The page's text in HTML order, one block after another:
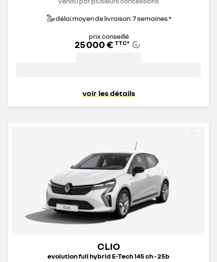
délai moyen de livraison: 7 semaines *
prix conseillé
25 000 € TTC*
voir les détails
CLIO
evolution full hybrid E-Tech 145 ch - 25b